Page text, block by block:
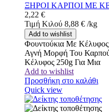
ΞΗΡΟΙ ΚΑΡΠΟΙ ΜΕ
2,22 €
Τιμή Κιλού 8,88 € /kg
Add to wishlist
Φουντούκια Με Κέλυφος
Αγνή Μορφή Του
Κέλυφος 250g Για Μια
Add to wishlist
Προσθήκη στο καλάθι
Quick view